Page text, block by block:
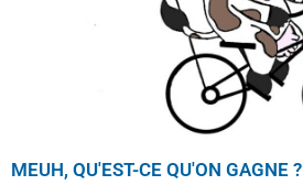
MEUH, QU'EST-CE QU'ON GAGNE ?